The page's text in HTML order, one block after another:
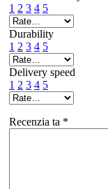
1 2 3 4 5
Durability
1 2 3 4 5
Delivery speed
1 2 3 4 5
Recenzia ta *